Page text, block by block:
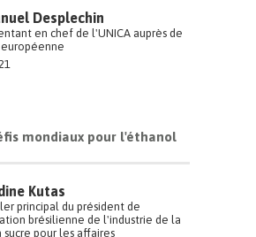
Desplechin
en chef de l'UNICA auprès de
mondiaux pour l'éthanol
Kutas
principal du président de
brésilienne de l'industrie de la
sucre pour les affaires